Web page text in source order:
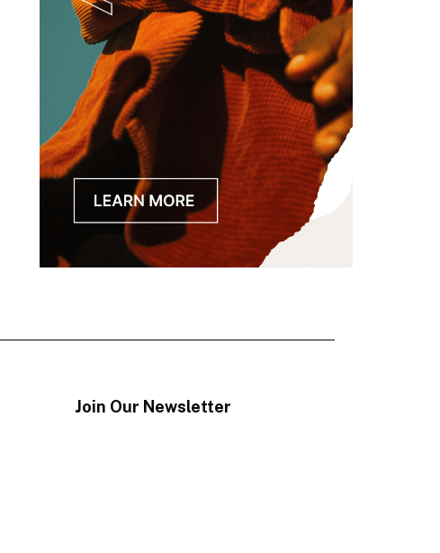
Join Our Newsletter